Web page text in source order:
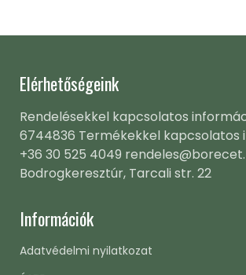
Elérhetőségeink
Rendelésekkel kapcsolatos
6744836 Termékekkel kapcsolatos
+36 30 525 4049
Bodrogkeresztúr, Tarcali str. 22
Információk
Adatvédelmi nyilatkozat